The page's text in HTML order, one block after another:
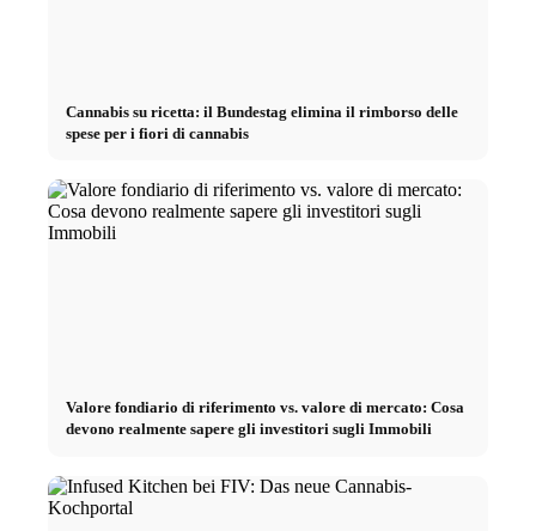
Cannabis su ricetta: il Bundestag elimina il rimborso delle
spese per i fiori di cannabis
Valore fondiario di riferimento vs. valore di mercato: Cosa
devono realmente sapere gli investitori sugli Immobili